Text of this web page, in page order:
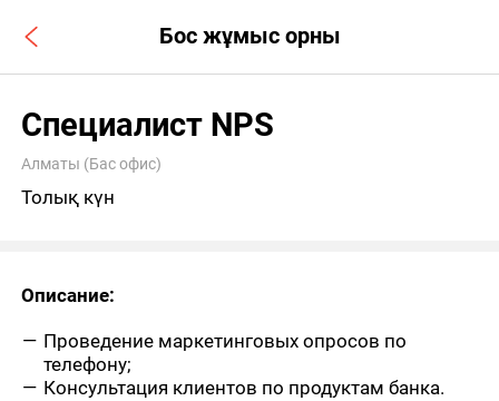
Бос жұмыс орны
Специалист NPS
Алматы (Бас офис)
Толық күн
Описание:
Проведение маркетинговых опросов по
телефону;
Консультация клиентов по продуктам банка.